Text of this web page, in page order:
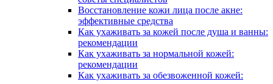
Восстановление кожи лица после акне:
эффективные средства
Как ухаживать за кожей после душа и ванны:
рекомендации
Как ухаживать за нормальной кожей:
рекомендации
Как ухаживать за обезвоженной кожей: